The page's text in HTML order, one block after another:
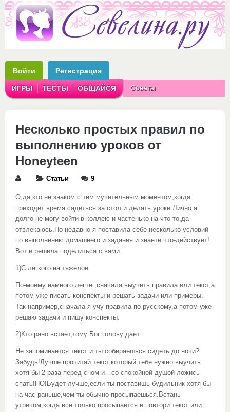
Войти Регистрация
ИГРЫ ТЕСТЫ ОБЩАЙСЯ Советы
Несколько простых правил по
выполнению уроков от
Honeyteen
Статьи 9
О,да,кто не знаком с тем мучительным моментом,когда
приходит время садиться за стол и делать уроки.Лично я
долго не могу войти в коллею и частенько на что-то,да
отвлекаюсь.Но недавно я поставила себе несколько условий
по выполнению домашнего и задания и знаете что-действует!
Вот и решила поделиться с вами.
1)С легкого на тяжёлое.
По-моему намного легче ,сначала выучить правила или текст,а
потом уже писать конспекты и решать задачи или примеры.
Так например,сначала я учу правила по русскому,а потом уже
решаю задачи и пишу конспекты.
2)Кто рано встаёт,тому Бог голову даёт.
Не запоминается текст и ты собираешься сидеть до ночи?
Забудь!Лучше прочитай текст,который тебе нужно выучить
хотя бы 2 раза перед сном и…со спокойной душой ложись
спать!НО!Будет лучше,если ты поставишь будильник хотя бы
на час раньше,чем ты обычно просыпаешься.Встань
утречом,когда всё только просыпается и повтори текст или